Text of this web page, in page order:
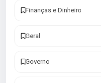
Finanças e Dinheiro
Geral
Governo